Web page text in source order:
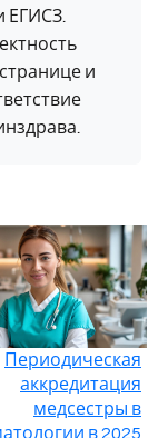
ЕГИСЗ.
и
Периодическая
аккредитация
медсестры в
в 2025